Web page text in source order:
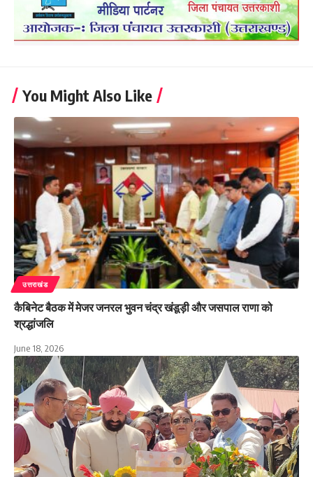
You Might Also Like
उत्तराखंड
कैबिनेट बैठक में मेजर जनरल भुवन चंद्र खंडूड़ी और जसपाल राणा को
श्रद्धांजलि
June 18, 2026